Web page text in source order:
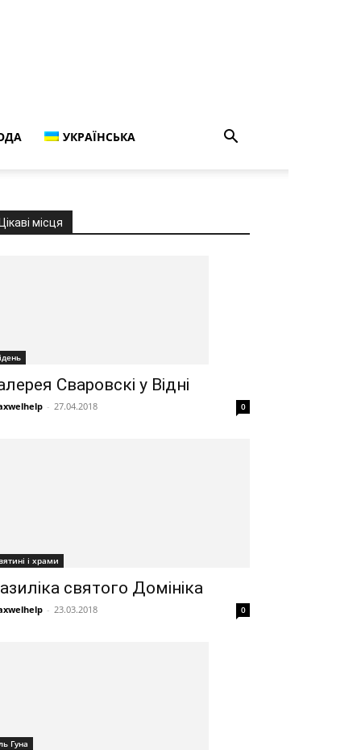
УКРАЇНСЬКА
Цікаві місця
Сваровскі у Відні
- 27.04.2018 0
і храми
святого Домініка
- 23.03.2018 0
Гуна